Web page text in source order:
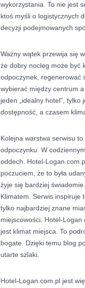
wykorzystania. To nie jest
ktoś myśli o logistycznych
decyzji podejmowanych
Ważny wątek przewija się
że dobry nocleg może być
odpoczynek, regenerować
wybierać między centrum
jeden „idealny hotel”,
dostępność, a czasem
Kolejna warstwa serwisu
odpoczynku. W
oddech. Hotel-
poczuciem, że to była
żyje się bardziej
Klimatem. Serwis inspiruje
tylko najbardziej znane
miejscowości. Hotel-
jest klimat miejsca. To
bogate. Dzięki temu blog
utarte szlaki.
Hotel-Logan.com.pl jest